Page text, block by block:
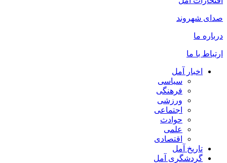
صدای شهروند
درباره ما
ارتباط با ما
اخبار آمل
سیاسی
فرهنگی
ورزشی
اجتماعی
حوادث
علمی
اقتصادی
تاریخ آمل
گردشگری آمل